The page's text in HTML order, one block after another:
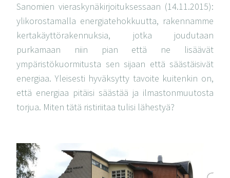
Sanomien vieraskynäkirjoituksessaan (14.11.2015):
ylikorostamalla energiatehokkuutta, rakennamme
kertakäyttörakennuksia, jotka joudutaan
purkamaan niin pian että ne lisäävät
ympäristökuormitusta sen sijaan että säästäisivät
energiaa. Yleisesti hyväksytty tavoite kuitenkin on,
että energiaa pitäisi säästää ja ilmastonmuutosta
torjua. Miten tätä ristiriitaa tulisi lähestyä?